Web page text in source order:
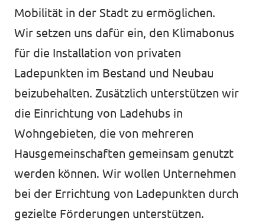
Transparenz
Datenschutz
Kontakt
Mobilität in der Stadt zu ermöglichen.
Wir setzen uns dafür ein, den Klimabonus
für die Installation von privaten
Ladepunkten im Bestand und Neubau
beizubehalten. Zusätzlich unterstützen wir
die Einrichtung von Ladehubs in
Wohngebieten, die von mehreren
Hausgemeinschaften gemeinsam genutzt
werden können. Wir wollen Unternehmen
bei der Errichtung von Ladepunkten durch
gezielte Förderungen unterstützen.